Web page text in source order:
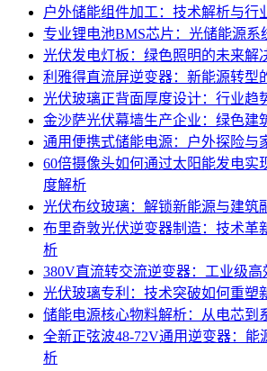
户外储能组件加工：技术解析与行
专业锂电池BMS芯片：光储能源系
光伏发电灯板：绿色照明的未来解
利雅得直流屏逆变器：新能源转型
光伏玻璃正背面厚度设计：行业趋
金沙萨光伏幕墙生产企业：绿色建
通用便携式储能电源：户外探险与
60倍摄像头如何通过太阳能发电实
度解析
光伏布纹玻璃：解锁新能源与建筑
布里奇敦光伏逆变器制造：技术革
析
380V直流转交流逆变器：工业级
光伏玻璃专利：技术突破如何重塑
储能电源核心物料解析：从电芯到
全新正弦波48-72V通用逆变器：能
析